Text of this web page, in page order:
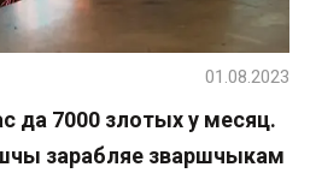
да 7000 злотых у месяц.
зарабляе зваршчыкам
01.08.2023